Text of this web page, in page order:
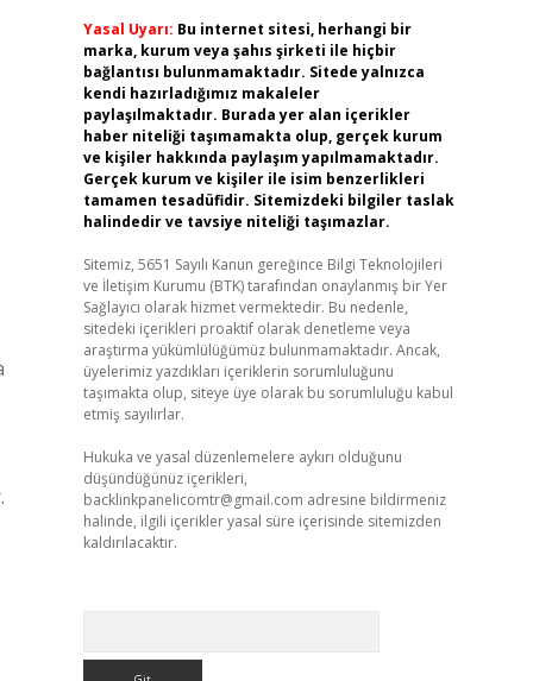
Yasal Uyarı: Bu internet sitesi, herhangi bir
marka, kurum veya şahıs şirketi ile hiçbir
bağlantısı bulunmamaktadır. Sitede yalnızca
kendi hazırladığımız makaleler
paylaşılmaktadır. Burada yer alan içerikler
haber niteliği taşımamakta olup, gerçek kurum
ve kişiler hakkında paylaşım yapılmamaktadır.
Gerçek kurum ve kişiler ile isim benzerlikleri
tamamen tesadüfidir. Sitemizdeki bilgiler taslak
halindedir ve tavsiye niteliği taşımazlar.
Sitemiz, 5651 Sayılı Kanun gereğince Bilgi Teknolojileri
ve İletişim Kurumu (BTK) tarafından onaylanmış bir Yer
Sağlayıcı olarak hizmet vermektedir. Bu nedenle,
sitedeki içerikleri proaktif olarak denetleme veya
araştırma yükümlülüğümüz bulunmamaktadır. Ancak,
üyelerimiz yazdıkları içeriklerin sorumluluğunu
taşımakta olup, siteye üye olarak bu sorumluluğu kabul
etmiş sayılırlar.
Hukuka ve yasal düzenlemelere aykırı olduğunu
düşündüğünüz içerikleri,
backlinkpanelicomtr@gmail.com adresine bildirmeniz
halinde, ilgili içerikler yasal süre içerisinde sitemizden
kaldırılacaktır.